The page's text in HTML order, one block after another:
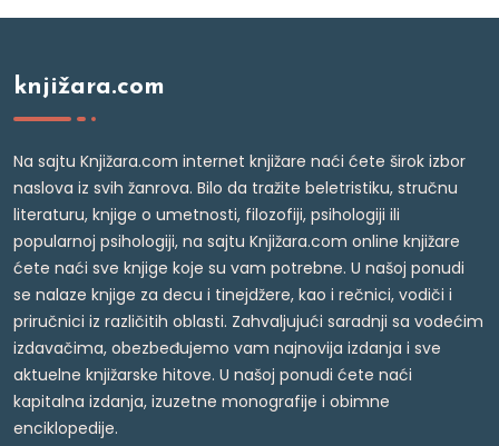
knjižara.com
Na sajtu Knjižara.com internet knjižare naći ćete širok izbor
naslova iz svih žanrova. Bilo da tražite beletristiku, stručnu
literaturu, knjige o umetnosti, filozofiji, psihologiji ili
popularnoj psihologiji, na sajtu Knjižara.com online knjižare
ćete naći sve knjige koje su vam potrebne. U našoj ponudi
se nalaze knjige za decu i tinejdžere, kao i rečnici, vodiči i
priručnici iz različitih oblasti. Zahvaljujući saradnji sa vodećim
izdavačima, obezbeđujemo vam najnovija izdanja i sve
aktuelne knjižarske hitove. U našoj ponudi ćete naći
kapitalna izdanja, izuzetne monografije i obimne
enciklopedije.